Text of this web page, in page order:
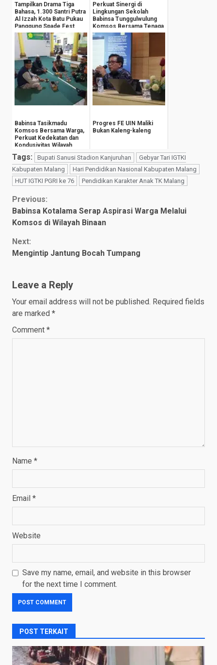
Tampilkan Drama Tiga
Bahasa, 1.300 Santri Putra
Al Izzah Kota Batu Pukau
Panggung Spade Fest
Perkuat Sinergi di
Lingkungan Sekolah
Babinsa Tunggulwulung
Komsos Bersama Tenaga
Pengajar
Babinsa Tasikmadu
Komsos Bersama Warga,
Perkuat Kedekatan dan
Kondusivitas Wilayah
Progres FE UIN Maliki
Bukan Kaleng-kaleng
Tags: Bupati Sanusi Stadion Kanjuruhan
Gebyar Tari IGTKI
Kabupaten Malang
Hari Pendidikan Nasional Kabupaten Malang
HUT IGTKI PGRI ke 76
Pendidikan Karakter Anak TK Malang
Continue
Reading
Previous:
Babinsa Kotalama Serap Aspirasi Warga Melalui
Komsos di Wilayah Binaan
Next:
Mengintip Jantung Bocah Tumpang
Leave a Reply
Your email address will not be published. Required fields
are marked *
Comment *
Name *
Email *
Website
Save my name, email, and website in this browser
for the next time I comment.
POST TERKAIT